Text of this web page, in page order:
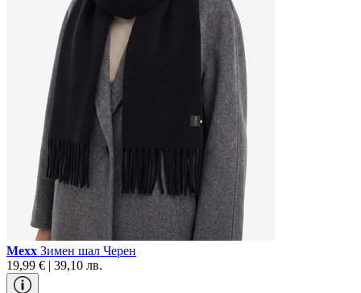
Mexx Зимен шал Черен
19,99 € | 39,10 лв.